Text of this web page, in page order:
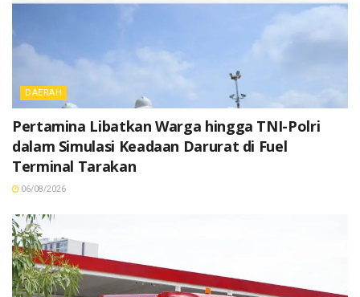
DAERAH
Pertamina Libatkan Warga hingga TNI-Polri
dalam Simulasi Keadaan Darurat di Fuel
Terminal Tarakan
06/08/2026